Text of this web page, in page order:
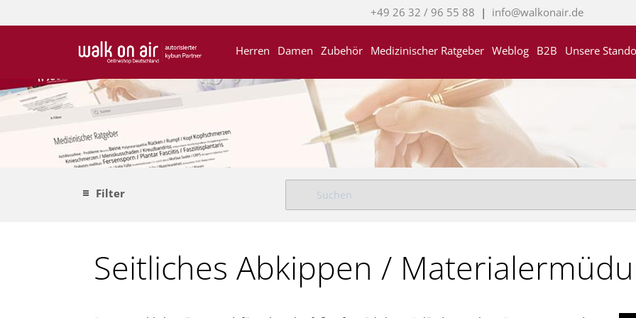
+49 26 32 / 96 55 88 | info@walkonair.de
Herren Damen Zubehör Medizinischer Ratgeber Weblog B2B Unsere
Filter
Seitliches Abkippen /